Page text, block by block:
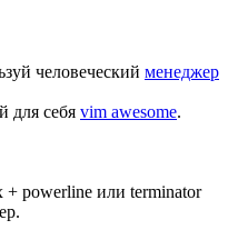
человеческий менеджер
для себя vim awesome.
+ powerline или terminator